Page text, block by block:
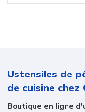
Ustensiles de
de cuisine chez
Boutique en ligne